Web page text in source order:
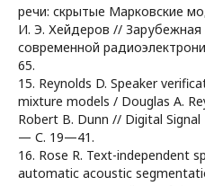
речи: скрытые Марковские
И. Э. Хейдеров // Зарубежная
современной
65.
15. Reynolds D. Speaker
mixture models / Douglas A.
Robert B. Dunn // Digital
— С. 19—41.
16. Rose R. Text-independent
automatic acoustic